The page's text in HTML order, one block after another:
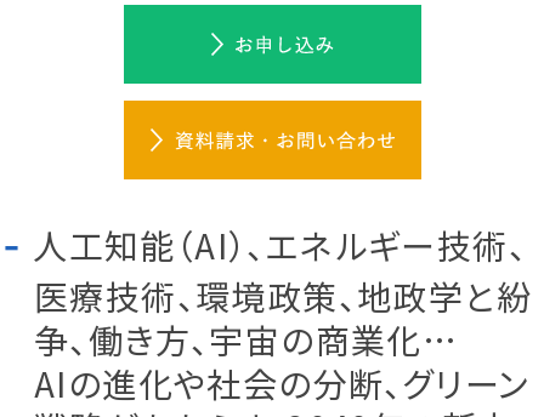
人工知能（AI）、エネルギー技術、
医療技術、環境政策、地政学と紛
争、働き方、宇宙の商業化…
AIの進化や社会の分断、グリーン